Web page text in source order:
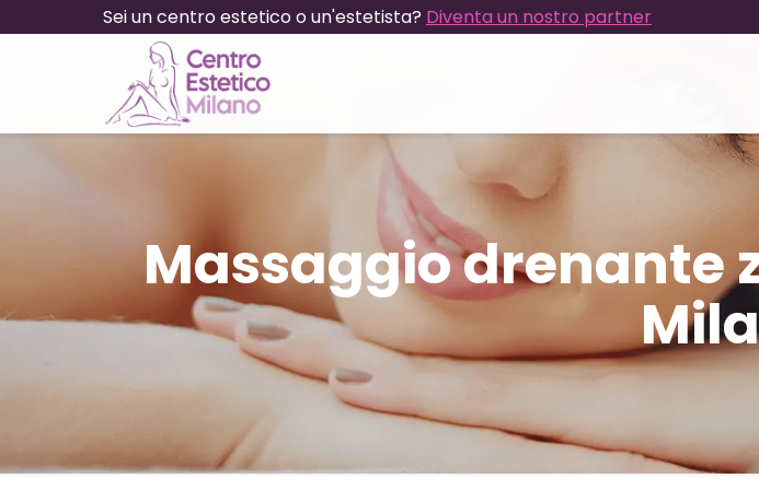
Sei un centro estetico o un'estetista? Diventa un nostro partner
Massaggio drenante